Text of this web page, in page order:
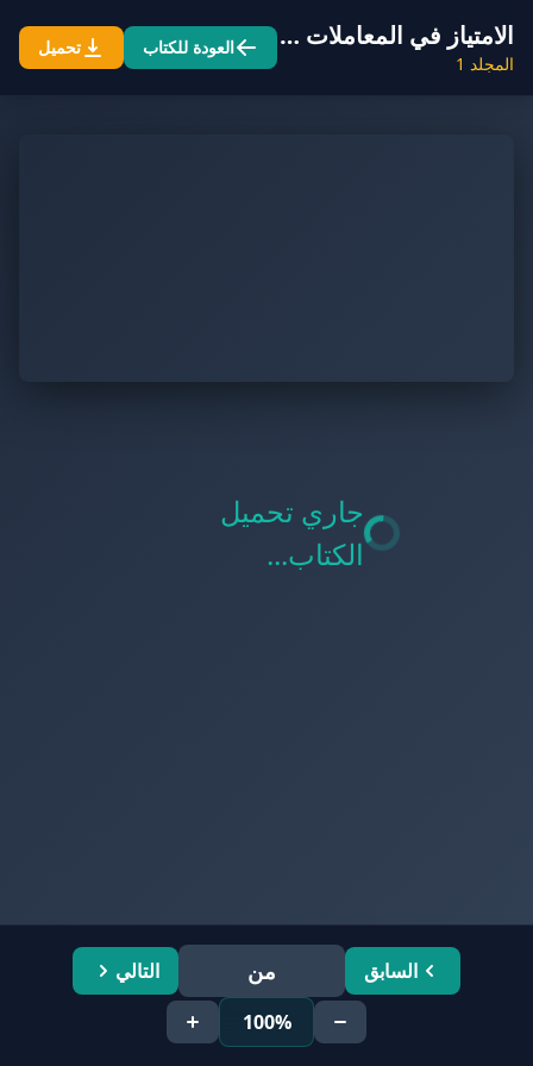
الامتياز في المعاملات المالية وأحكامه في الفقه الإسلامي
المجلد 1
العودة للكتاب تحميل
جاري تحميل
الكتاب...
السابق من
التالي
100%